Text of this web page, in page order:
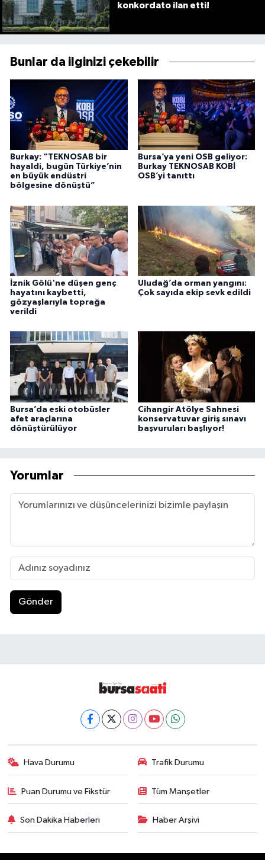
konkordato ilan etti!
Bunlar da ilginizi çekebilir
Burkay: “TEKNOSAB bir
hayaldi, bugün Türkiye’nin
en büyük endüstri
bölgesine dönüştü”
Bursa’ya yeni OSB geliyor:
Burkay TEKNOSAB KOBİ
OSB’yi tanıttı
İznik Gölü'ne düşen genç
hayatını kaybetti,
gözyaşlarıyla toprağa
verildi
Uludağ’da orman yangını:
Çok sayıda ekip sevk edildi
Bursa’da eski otobüsler
afet araçlarına
dönüştürülüyor
Cihangir Atölye Sahnesi
konservatuvar giriş sınavı
başvuruları başlıyor!
Yorumlar
Gönder
Hava Durumu Trafik Durumu
Puan Durumu ve Fikstür Tüm Manşetler
Son Dakika Haberleri Haber Arşivi